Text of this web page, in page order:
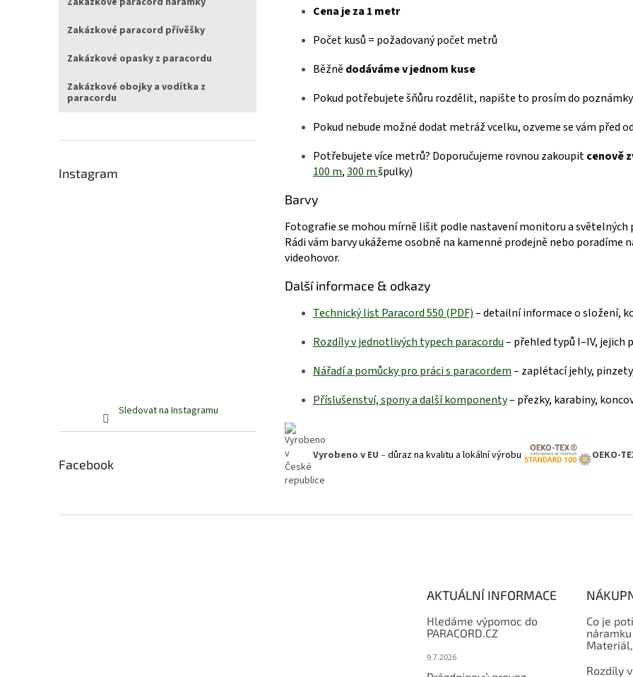
Zakázkové paracord přívěšky
Zakázkové opasky z paracordu
Zakázkové obojky a vodítka z
paracordu
Instagram
Sledovat na Instagramu
Facebook
Cena je za 1 metr
Počet kusů = požadovaný počet metrů
Běžně dodáváme v jednom kuse
Pokud potřebujete šňůru rozdělit, napište to prosím do
Pokud nebude možné dodat metráž vcelku, ozveme se vám před
Potřebujete více metrů? Doporučujeme rovnou zakoupitcenově
100 m,300 mšpulky)
Barvy
Fotografie se mohou mírně lišit podle nastavení monitoru a světelných
Rádi vám barvy ukážeme osobně na kamenné prodejně nebo poradíme
videohovor.
Další informace & odkazy
Technický list Paracord 550 (PDF)– detailní informace o složení,
Rozdíly v jednotlivých typech paracordu– přehled typů I–IV, jejich
Nářadí a pomůcky pro práci s paracordem– zaplétací jehly,
Příslušenství, spony a další komponenty– přezky, karabiny,
Vyrobeno v EU –důraz na kvalitu a lokální výrobu OEKO-
AKTUÁLNÍ INFORMACE
Hledáme výpomoc do
PARACORD.CZ
9.7.2026
Co je
Rozdíly